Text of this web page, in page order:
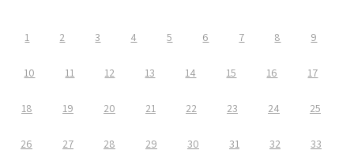
1 2 3 4 5 6 7 8 9
10 11 12 13 14 15 16 17
18 19 20 21 22 23 24 25
26 27 28 29 30 31 32 33